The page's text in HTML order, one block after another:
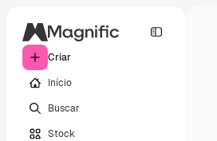
Criar
Início
Buscar
Stock